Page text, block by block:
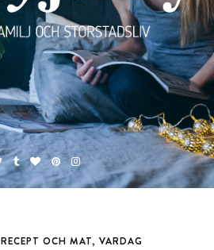
RECEPT OCH MAT, VARDAG